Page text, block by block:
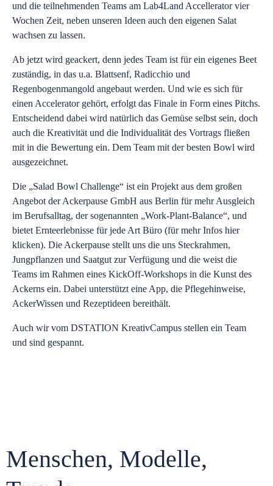
und die teilnehmenden Teams am Lab4Land Accellerator vier
Wochen Zeit, neben unseren Ideen auch den eigenen Salat
wachsen zu lassen.
Ab jetzt wird geackert, denn jedes Team ist für ein eigenes Beet
zuständig, in das u.a. Blattsenf, Radicchio und
Regenbogenmangold angebaut werden. Und wie es sich für
einen Accelerator gehört, erfolgt das Finale in Form eines Pitchs.
Entscheidend dabei wird natürlich das Gemüse selbst sein, doch
auch die Kreativität und die Individualität des Vortrags fließen
mit in die Bewertung ein. Dem Team mit der besten Bowl wird
ausgezeichnet.
Die „Salad Bowl Challenge“ ist ein Projekt aus dem großen
Angebot der Ackerpause GmbH aus Berlin für mehr Ausgleich
im Berufsalltag, der sogenannten „Work-Plant-Balance“, und
bietet Ernteerlebnisse für jede Art Büro (für mehr Infos hier
klicken). Die Ackerpause stellt uns die uns Steckrahmen,
Jungpflanzen und Saatgut zur Verfügung und die weist die
Teams im Rahmen eines KickOff-Workshops in die Kunst des
Ackerns ein. Dabei unterstützt eine App, die Pflegehinweise,
AckerWissen und Rezeptideen bereithält.
Auch wir vom DSTATION KreativCampus stellen ein Team
und sind gespannt.
Menschen, Modelle,